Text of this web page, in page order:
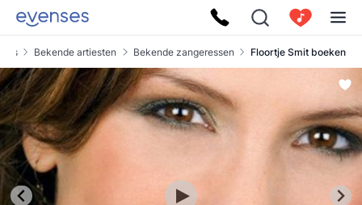
Bekende artiesten Bekende zangeressen Floortje Smit boeken